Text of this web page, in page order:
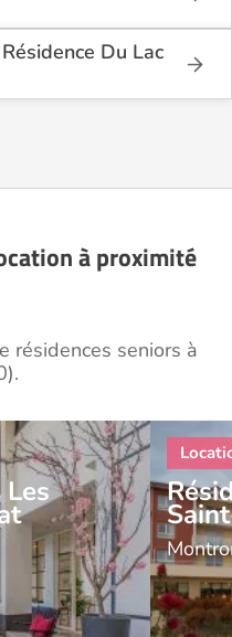
se situe à Maclas
Route de Véranne à
(42).
Du Lac
Du Lac : elle
à proximité
résidences seniors à